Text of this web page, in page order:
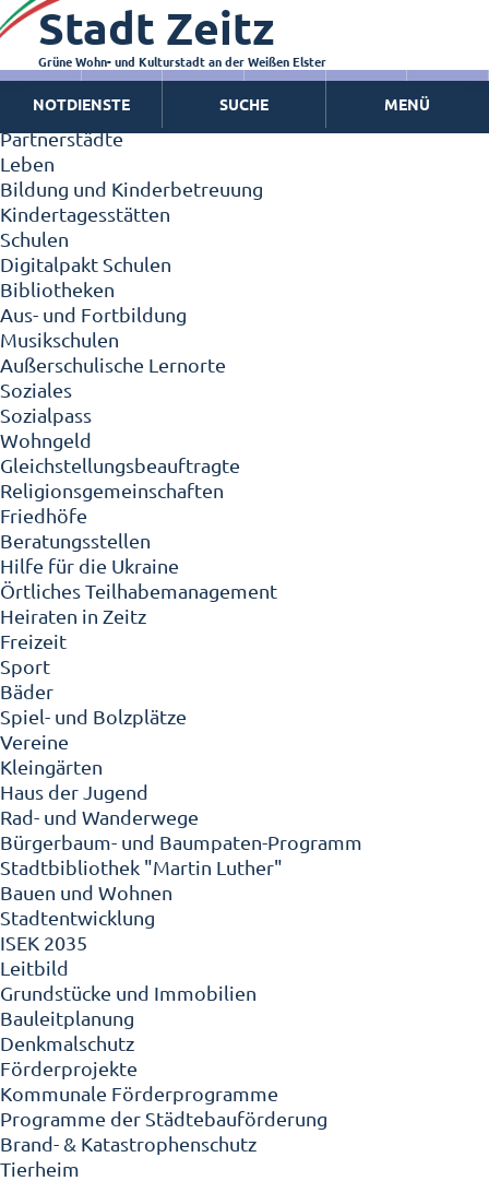
Zeitz - Die Kleinstadt
Willkommen in Zeitz!
Interview mit Oberbürgermeister Christian Thieme
Zeitz - Stadt der Zukunft
Ortschaften
Partnerstädte
Leben
Bildung und Kinderbetreuung
Kindertagesstätten
Schulen
Digitalpakt Schulen
Bibliotheken
Aus- und Fortbildung
Musikschulen
Außerschulische Lernorte
Soziales
Sozialpass
Wohngeld
Gleichstellungsbeauftragte
Religionsgemeinschaften
Friedhöfe
Beratungsstellen
Hilfe für die Ukraine
Örtliches Teilhabemanagement
Heiraten in Zeitz
Freizeit
Sport
Bäder
Spiel- und Bolzplätze
Vereine
Kleingärten
Haus der Jugend
Rad- und Wanderwege
Bürgerbaum- und Baumpaten-Programm
Stadtbibliothek "Martin Luther"
Bauen und Wohnen
Stadtentwicklung
ISEK 2035
Leitbild
Grundstücke und Immobilien
Bauleitplanung
Denkmalschutz
Förderprojekte
Kommunale Förderprogramme
Programme der Städtebauförderung
Brand- & Katastrophenschutz
Tierheim
Stadt Zeitz
Grüne Wohn- und Kulturstadt an der Weißen Elster
NOTDIENSTE SUCHE MENÜ